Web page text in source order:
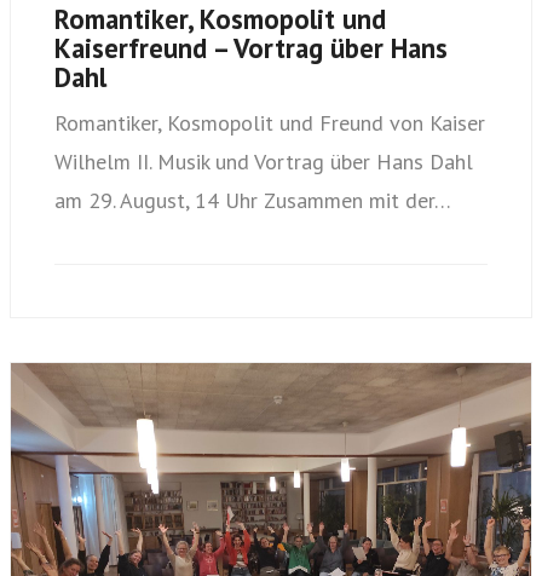
Romantiker, Kosmopolit und
Kaiserfreund – Vortrag über Hans
Dahl
Romantiker, Kosmopolit und Freund von Kaiser
Wilhelm II. Musik und Vortrag über Hans Dahl
am 29. August, 14 Uhr Zusammen mit der…